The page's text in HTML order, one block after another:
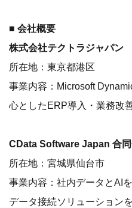
■ 会社概要
株式会社テクトラジャパン
所在地：東京都港区
事業内容：Microsoft
心としたERP導入・業務改
CData Software Japan 合
所在地：宮城県仙台市
事業内容：社内データとAI
データ接続ソリューションを